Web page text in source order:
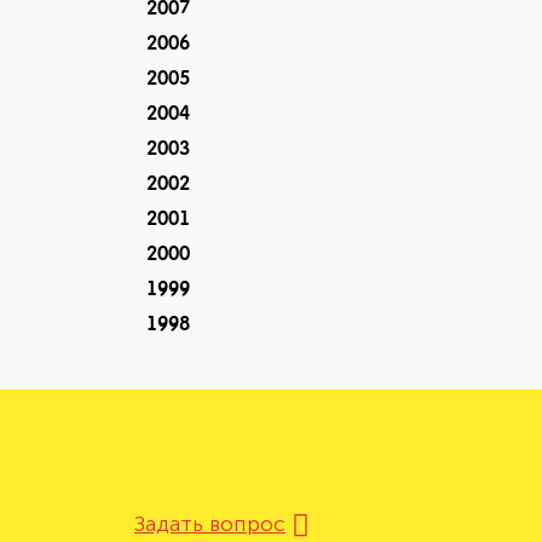
2007
2006
2005
2004
2003
2002
2001
2000
1999
1998
Задать вопрос